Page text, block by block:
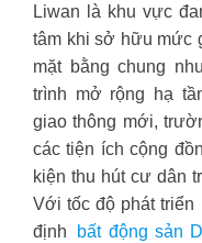
Liwan là khu vực
tâm khi sở hữu mức
mặt bằng chung
trình mở rộng hạ
giao thông mới,
các tiện ích cộng
kiện thu hút cư dân
Với tốc độ phát triển
định
bất động sản